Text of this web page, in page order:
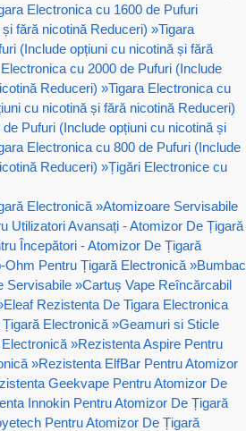
Electronica cu 1600 de Pufuri
fără nicotină Reduceri) »Tigara
(Include opțiuni cu nicotină și fără
cu 2000 de Pufuri (Include
Reduceri) »Tigara Electronica cu
cu nicotină și fără nicotină Reduceri)
Pufuri (Include opțiuni cu nicotină și
Electronica cu 800 de Pufuri (Include
Reduceri) »Țigări Electronice cu
Electronică »Atomizoare Servisabile
Utilizatori Avansați - Atomizor De Țigară
Începători - Atomizor De Țigară
Ohm Pentru Țigară Electronică »Bumbac
Servisabile »Cartuș Vape Reîncărcabil
Eleaf Rezistenta De Tigara Electronica
Electronică »Geamuri si Sticle
»Rezistenta Aspire Pentru
»Rezistenta ElfBar Pentru Atomizor
Geekvape Pentru Atomizor De
Innokin Pentru Atomizor De Țigară
Pentru Atomizor De Țigară